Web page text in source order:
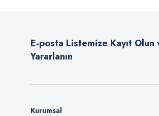
Ürün bilgilerinde hatalar bulunuyor.
Ürün fiyatı diğer sitelerden daha pahalı.
E-posta Listemize Kayıt Olun
Yararlanın
Kurumsal